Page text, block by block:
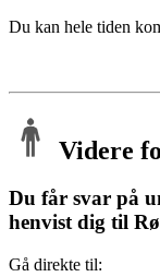
Du kan hele tiden
Videre
Du får svar på
henvist dig til
Gå direkte til: